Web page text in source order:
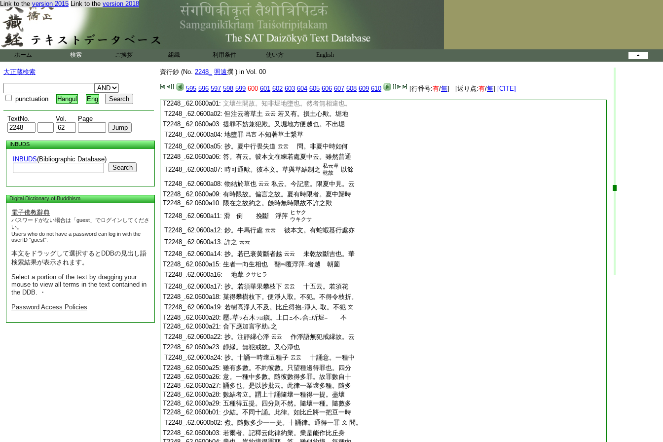
Link to the version 2015 Link to the version 2018
ホーム 検索 ご挨拶 組織 利用条件 使い方 English
大正蔵検索
punctuation Hangul Eng
TextNo. Vol. Page
INBUDS
INBUDS(Bibliographic Database)
Search
Digital Dictionary of Buddhism
電子佛教辭典
パスワードがない場合は「guest」でログインしてくださ
い。
Users who do not have a password can log in with the
userID "guest".
本文をドラッグして選択するとDDBの見出し語
検索結果が表示されます。
Select a portion of the text by dragging your
mouse to view all terms in the text contained in
the DDB. ・
Password Access Policies
資行鈔 (No. 2248_ 照遠撰 ) in Vol. 00
595 596 597 598 599 600 601 602 603 604 605 606 607 608 609 610 [行番号:有/無] [返り点:有/無] [CITE]
T2248_.62.0599c20:言舂。無過也 死犯 提 生衣 草
T2248_.62.0599c21:毛 若日曝 知 乾得二 自剥除
苔蘚
T2248_.62.0599c22: 蒸潤生
T2248_.62.0599c23: 記。毛謂蒸潤生 云云 熟時之温氣 生也
抄。雨後擧木越 云云 問。上堀地戒中引僧祇
T2248_.62.0599c25:文。在塼瓦等露地經雨取之波逸提。今云擧
T2248_.62.0599c26:木越。若堀地罪。云何不同耶 答。一義云。非
T2248_.62.0599c27:堀地罪。是壞生方便越。墮是本罪。雨後者。雨
T2248_.62.0599c28:
T2248_.62.0599c29: 云。與下不犯相違。故注和會 文 故當戒不犯
T2248_.62.0600a01: 文壞生開故。知非堀地墮也。然者無相違也。
T2248_.62.0600a02: 但注云著草土 云云 若又有。損土心歟。堀地
T2248_.62.0600a03: 提罪不妨兼犯歟。又堀地方便越也。不出堀
T2248_.62.0600a04: 地墮罪 爲言 不知著草土繋草
T2248_.62.0600a05: 抄。夏中行畏失道 云云
問。非夏中時如何
T2248_.62.0600a06: 答。有云。彼本文在練若處夏中云。雖然普通
T2248_.62.0600a07: 時可通歟。彼本文。草與草結制之 私云草
乾故
以餘
T2248_.62.0600a08: 物結於草也 云云 私云。今記意。限夏中見。云
T2248_.62.0600a09: 有時限故。偏言之故。夏有時限者。夏中歸時
T2248_.62.0600a10: 限在之故約之。餘時無時限故不許之歟
T2248_.62.0600a11: 滑 倒 挽斷 浮萍 ヒヤク
ウキクサ
T2248_.62.0600a12: 鈔。牛馬行處 云云 彼本文。有蛇蝦蟇行處亦
T2248_.62.0600a13: 許之 云云
T2248_.62.0600a14: 抄。若已衰黄斷者越 云云 未乾故斷吉也。 華
T2248_.62.0600a15: 生者一向生相也 翻 覆浮萍一者越 朝薗
T2248_.62.0600a16:
地蕈 クサヒラ
T2248_.62.0600a17: 抄。若須華果攀枝下 云云
十五云。若須花
T2248_.62.0600a18: 菓得攀樹枝下。便淨人取。不犯。不得令枝折。
T2248_.62.0600a19: 若樹高淨人不及。比丘得抱二淨人 一取。不犯 文
T2248_.62.0600a20: 壓レ草ヲ石木 ヲ以鎭。上口 ニ不 レ合二斫堀一
不
T2248_.62.0600a21: 合下應加言字助 レ之
T2248_.62.0600a22: 抄。注靜縁心淨 云云
作淨語無犯戒縁故。云
T2248_.62.0600a23: 靜縁。無犯戒故。又心淨也
T2248_.62.0600a24: 抄。十誦一時壞五種子 云云
十誦意。一種中
T2248_.62.0600a25: 雖有多數。不約彼數。只望種邊得罪也。四分
T2248_.62.0600a26: 意。一種中多數。隨彼數得多罪。故罪數自十
T2248_.62.0600a27: 誦多也。是以抄批云。此律一業壞多種。隨多
T2248_.62.0600a28: 數結者立。謂上十誦隨壞一種得一提。盡壞
T2248_.62.0600a29: 五種得五提。四分則不然。隨壞一種。隨數多
T2248_.62.0600b01: 少結。不同十誦。此律。如比丘將一把豆一時
T2248_.62.0600b02: 煮。隨數多少一一提。十誦律。通得一罪 文 問。
T2248_.62.0600b03: 若爾者。記釋云此律約業。業是能作比丘身